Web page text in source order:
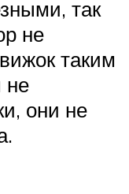
так
не
таким
не
они не